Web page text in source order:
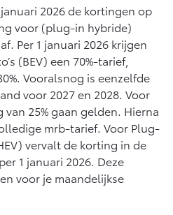
RAV4
PLUG-IN HYBRIDE
Vanaf € 49.995,-
2026 de kortingen op
voor (plug-in hybride)
Per 1 januari 2026 krijgen
(BEV) een 70%-tarief,
Vooralsnog is eenzelfde
voor 2027 en 2028. Voor
25% gaan gelden. Hierna
mrb-tarief. Voor Plug-
vervalt de korting in de
1 januari 2026. Deze
voor je maandelijkse